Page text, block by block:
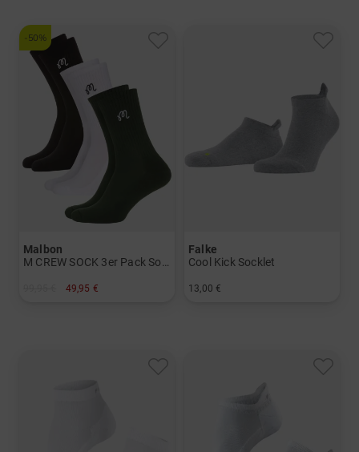
-50%
Malbon
M CREW SOCK 3er Pack Socken
49,95 €
Falke
Cool Kick Socklet
13,00 €